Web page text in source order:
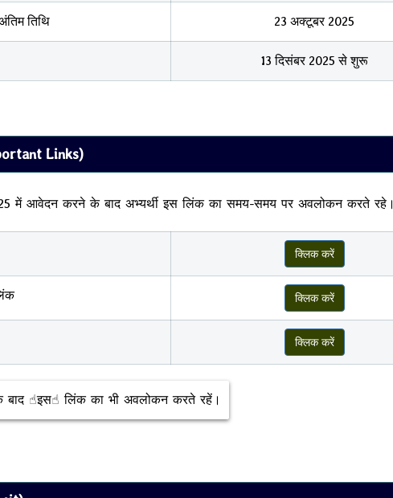
तिथि 23 अक्टूबर 2025
13 दिसंबर 2025 से शुरू
Links)
में आवेदन करने के बाद अभ्यर्थी इस लिंक का समय-समय पर अवलोकन करते रहे।
क्लिक करें
क्लिक करें
क्लिक करें
बाद ☝︎इस☝︎ लिंक का भी अवलोकन करते रहें।